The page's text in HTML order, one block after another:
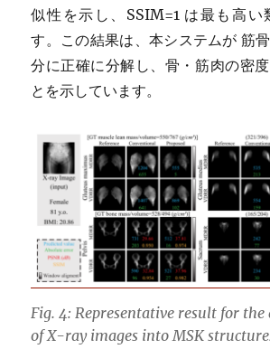
似性を示し、SSIM=1 は最も高い
す。この結果は、本システムが 筋
分に正確に分解し、骨・筋肉の密
とを示しています。
Fig. 4: Representative result for the
of X-ray images into MSK